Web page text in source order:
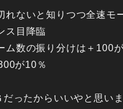
れないと知りつつ全速モ
ス目降臨
ム数の振り分けは＋100
が10％
だったからいいやと思い